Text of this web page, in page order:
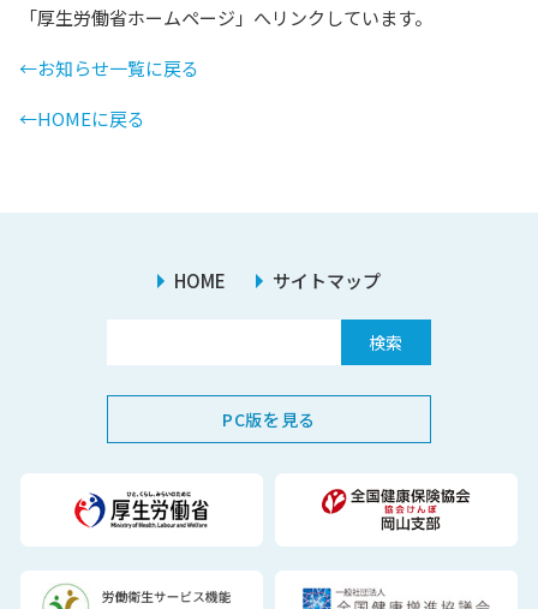
「厚生労働省ホームページ」へリンクしています。
←お知らせ一覧に戻る
←HOMEに戻る
HOME サイトマップ
PC版を見る